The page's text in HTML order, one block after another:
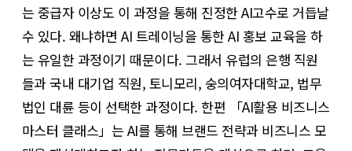
는 중급자 이상도 이 과정을 통해 진정한 AI고수로 거듭날
수 있다. 왜냐하면 AI 트레이닝을 통한 AI 홍보 교육을 하
는 유일한 과정이기 때문이다. 그래서 유럽의 은행 직원
들과 국내 대기업 직원, 토니모리, 숭의여자대학교, 법무
법인 대륜 등이 선택한 과정이다. 한편 「AI활용 비즈니스
마스터 클래스」는 AI를 통해 브랜드 전략과 비즈니스 모